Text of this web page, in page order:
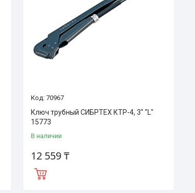
70967
Ключ трубный СИБРТЕХ КТР-4, 3" "L"
15773
В наличии
12 559 ₸